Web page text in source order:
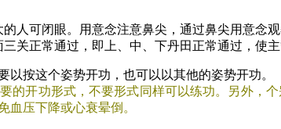
人可闭眼。用意念注意鼻尖，通过鼻尖用意
关正常通过，即上、中、下丹田正常通过，使
按这个姿势开功，也可以以其他的姿势开功。
开功形式，不要形式同样可以练功。另外，
血压下降或心衰晕倒。